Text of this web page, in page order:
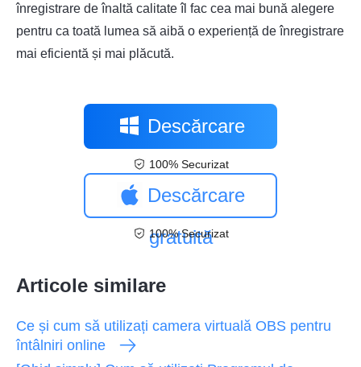
înregistrare de înaltă calitate îl fac cea mai bună alegere
pentru ca toată lumea să aibă o experiență de înregistrare
mai eficientă și mai plăcută.
Descărcare
gratuită
100% Securizat
Descărcare
gratuită
100% Securizat
Articole similare
Ce și cum să utilizați camera virtuală OBS pentru
întâlniri online